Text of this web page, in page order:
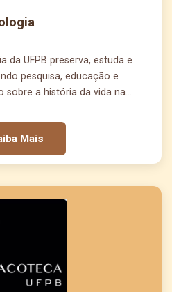
da UFPB preserva, estuda e
pesquisa, educação e
sobre a história da vida na
Mais